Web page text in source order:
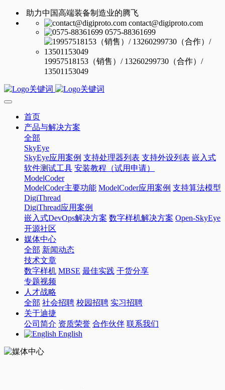
助力中国高端装备制造业的腾飞
contact@digiproto.com
0575-88361699
19957518153（销售）/ 13260299730（合作）/
13501153049
首页
产品与解决方案
全部
SkyEye
SkyEye应用案例 支持处理器列表 支持外设列表 嵌入式
软件测试工具 安装教程（试用申请）
ModelCoder
ModelCoder主要功能 ModelCoder应用案例 支持算法模型
DigiThread
DigiThread应用案例
嵌入式DevOps解决方案 数字样机解决方案 Open-SkyEye
开源社区
媒体中心
全部 新闻动态
技术文章
数字样机 MBSE 最佳实践 干货分享
专题视频
人才战略
全部 社会招聘 校园招聘 实习招聘
关于迪捷
公司简介 资质荣誉 合作伙伴 联系我们
English